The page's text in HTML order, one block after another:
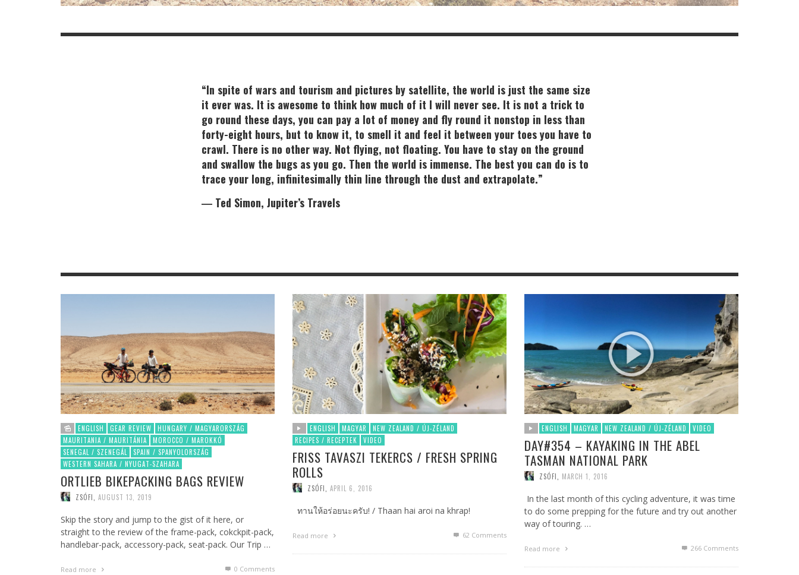
“In spite of wars and tourism and pictures by satellite, the world is just the same size
it ever was. It is awesome to think how much of it I will never see. It is not a trick to
go round these days, you can pay a lot of money and fly round it nonstop in less than
forty-eight hours, but to know it, to smell it and feel it between your toes you have to
crawl. There is no other way. Not flying, not floating. You have to stay on the ground
and swallow the bugs as you go. Then the world is immense. The best you can do is to
trace your long, infinitesimally thin line through the dust and extrapolate.”
― Ted Simon, Jupiter’s Travels
ENGLISH GEAR REVIEW
HUNGARY / MAGYARORSZÁG
MAURITANIA / MAURITÁNIA
MOROCCO / MAROKKÓ
SENEGAL / SZENEGÁL
SPAIN / SPANYOLORSZÁG
WESTERN SAHARA / NYUGAT-SZAHARA
ORTLIEB BIKEPACKING BAGS REVIEW
ZSÓFI AUGUST 13, 2019
Skip the story and jump to the gist of it here, or
straight to the review of the frame-pack, cokckpit-pack,
handlebar-pack, accessory-pack, seat-pack. Our Trip …
Read more 0 Comments
ENGLISH MAGYAR
NEW ZEALAND / ÚJ-ZÉLAND
RECIPES / RECEPTEK
VIDEO
FRISS TAVASZI TEKERCS / FRESH SPRING
ROLLS
ZSÓFI APRIL 6, 2016
ทานให้อร่อยนะครับ! / Thaan hai aroi na khrap!
Read more 62 Comments
ENGLISH MAGYAR NEW ZEALAND / ÚJ-ZÉLAND VIDEO
DAY#354 – KAYAKING IN THE ABEL
TASMAN NATIONAL PARK
ZSÓFI MARCH 1, 2016
In the last month of this cycling adventure, it was time
to do some prepping for the future and try out another
way of touring. …
Read more 266 Comments